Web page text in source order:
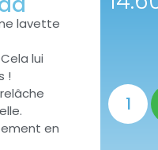
lavette
lui
!
en